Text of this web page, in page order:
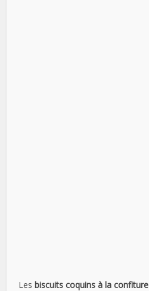
Lesbiscuits coquins à la confiture